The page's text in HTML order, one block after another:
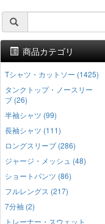
商品カテゴリ
Tシャツ・カットソー (1425)
タンクトップ・ノースリー
ブ (26)
半袖シャツ (99)
長袖シャツ (111)
ロングスリーブ (286)
ジャージ・メッシュ (48)
ショートパンツ (86)
フルレングス (217)
7分袖 (2)
トレーナー・スウェット